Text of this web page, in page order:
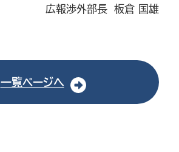
広報渉外部長 板倉 国雄
一覧ページへ